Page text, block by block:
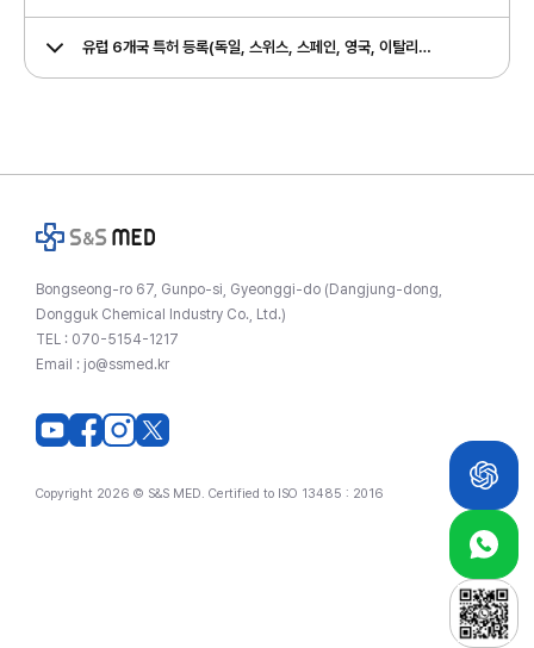
유럽 ​​6개국 특허 등록(독일, 스위스, 스페인, 영국, 이탈리아, 프랑스) (액체 공급용 유량 제어 장치) EP3434300
Bongseong-ro 67, Gunpo-si, Gyeonggi-do (Dangjung-dong,
Dongguk Chemical Industry Co., Ltd.)
TEL : 070-5154-1217
Email : jo@ssmed.kr
Copyright 2026 © S&S MED. Certified to ISO 13485 : 2016